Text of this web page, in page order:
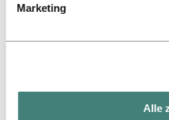
sich handelt.
Marketing
Alle